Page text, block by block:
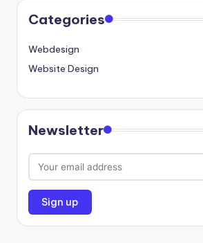
Categories
Webdesign
Website Design
Newsletter